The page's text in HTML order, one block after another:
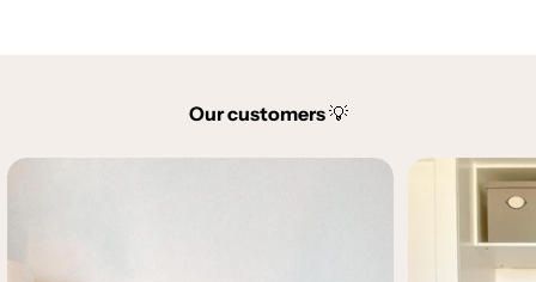
Our customers💡